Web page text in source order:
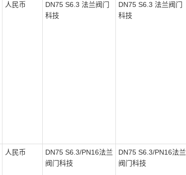
人民币
DN75 S6.3 法兰阀门
科技
DN75 S6.3 法兰阀门
科技
人民币
DN75 S6.3/PN16法兰
阀门科技
DN75 S6.3/PN16法兰
阀门科技